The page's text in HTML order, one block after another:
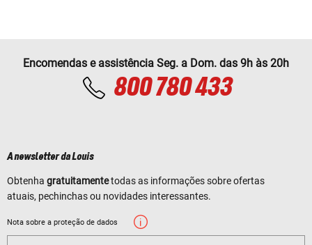
Encomendas e assistência Seg. a Dom. das 9h às 20h
800 780 433
A newsletter da Louis
Obtenha gratuitamentetodas as informações sobre ofertas
atuais, pechinchas ou novidades interessantes.
Nota sobre a proteção de dados